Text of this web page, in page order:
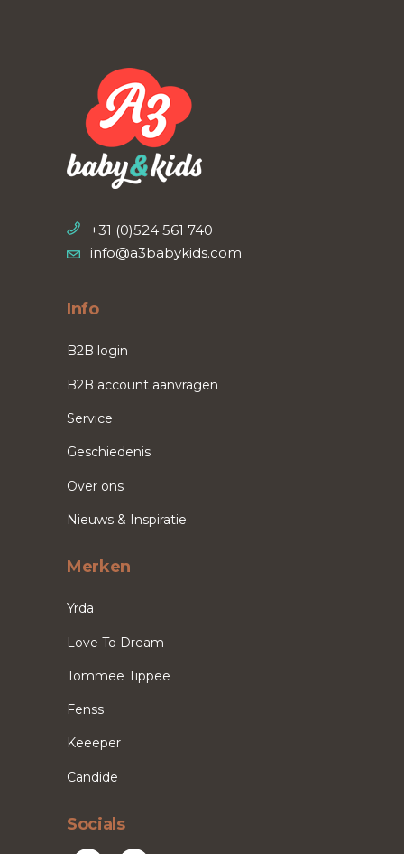
+31 (0)524 561 740
info@a3babykids.com
Info
B2B login
B2B account aanvragen
Service
Geschiedenis
Over ons
Nieuws & Inspiratie
Merken
Yrda
Love To Dream
Tommee Tippee
Fenss
Keeeper
Candide
Socials